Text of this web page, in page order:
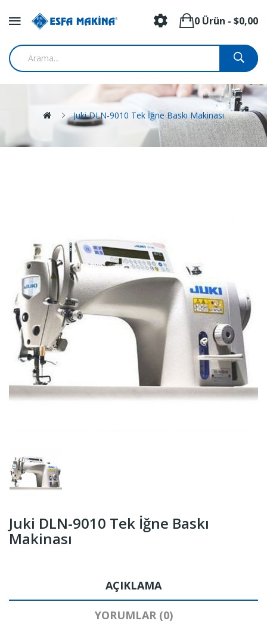
0 Ürün - $0,00
Juki DLN-9010 Tek İğne Baskı Makinası
Juki DLN-9010 Tek İğne Baskı
Makinası
AÇIKLAMA
YORUMLAR (0)